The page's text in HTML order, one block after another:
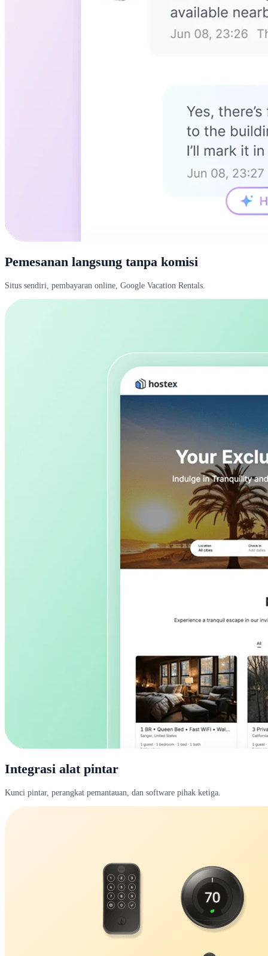
Pemesanan langsung tanpa komisi
Situs sendiri, pembayaran online, Google Vacation Rentals.
Integrasi alat pintar
Kunci pintar, perangkat pemantauan, dan software pihak ketiga.